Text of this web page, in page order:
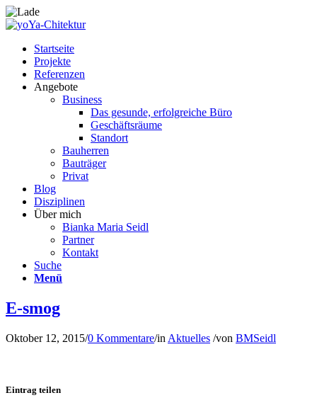
Startseite
Projekte
Referenzen
Angebote
Business
Das gesunde, erfolgreiche Büro
Geschäftsräume
Standort
Bauherren
Bauträger
Privat
Blog
Disziplinen
Über mich
Bianka Maria Seidl
Partner
Kontakt
Suche
Menü
E-smog
Oktober 12, 2015/0 Kommentare/in Aktuelles /von BMSeidl
Eintrag teilen